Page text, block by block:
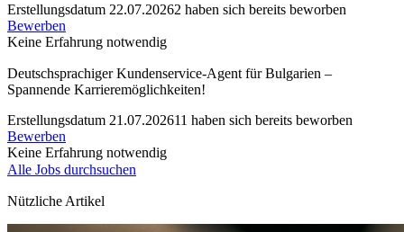
Erstellungsdatum 22.07.20262 haben sich bereits beworben
Bewerben
Keine Erfahrung notwendig
Deutschsprachiger Kundenservice-Agent für Bulgarien –
Spannende Karrieremöglichkeiten!
Erstellungsdatum 21.07.202611 haben sich bereits beworben
Bewerben
Keine Erfahrung notwendig
Alle Jobs durchsuchen
Nützliche Artikel